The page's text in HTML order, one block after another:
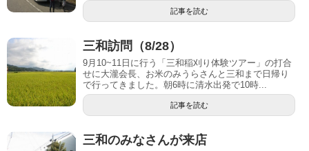
記事を読む
三和訪問（8/28）
9月10~11日に行う「三和稲刈り体験ツアー」の打合
せに大瀧会長、お米のみうらさんと三和まで日帰り
で行ってきました。朝6時に清水出発で10時...
記事を読む
三和のみなさんが来店